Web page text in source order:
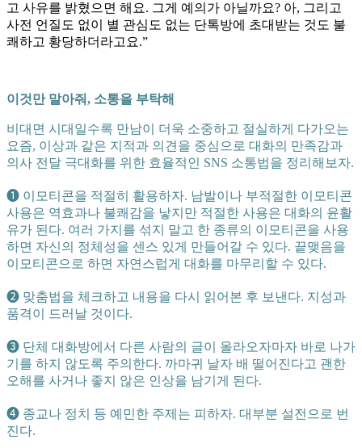
고 사유를 밝혔으면 해요. 그게 예의가 아닐까요? 아, 그리고
사전 언질도 없이 별 관심도 없는 단톡방에 초대받는 것도 불
쾌하고 황당하더라고요.”
이것만 말아줘, 소통을 부탁해
비대면 시대일수록 만남이 더욱 소중하고 절실하게 다가오는
요즘, 이상과 같은 지적과 의견을 중심으로 대화의 만족감과
의사 전달 극대화를 위한 효율적인 SNS 소통법을 정리해보자.
➊ 이모티콘을 적절히 활용하자. 남발이나 부적절한 이모티콘
사용은 역효과나 불쾌감을 낳지만 적절한 사용은 대화의 윤활
유가 된다. 여러 가지를 섞지 말고 한 종류의 이모티콘을 사용
하면 자신의 정체성을 센스 있게 만들어갈 수 있다. 끝맺음을
이모티콘으로 하면 자연스럽게 대화를 마무리할 수 있다.
➋ 맞춤법을 체크하고 내용을 다시 읽어본 후 보낸다. 지성과
품격이 드러날 것이다.
➌ 단체 대화방에서 다른 사람의 글이 올라오자마자 바로 나가
기를 하지 않도록 주의한다. 까마귀 날자 배 떨어진다고 괜한
오해를 사거나 좋지 않은 인상을 남기게 된다.
➍ 종교나 정치 등 예민한 주제는 피하자. 대부분 설전으로 번
진다.